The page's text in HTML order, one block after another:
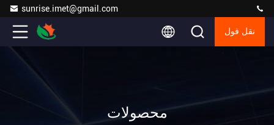
sunrise.imet@gmail.com
نقل قول
محصولات